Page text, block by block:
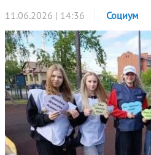
11.06.2026 | 14:36 Социум